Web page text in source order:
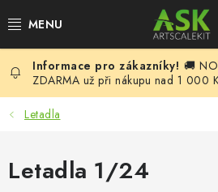
na
BLOG
SUMMER DAYS
🚚
ZDARMA už při nákupu nad 1 000
Letadla
Letadla 1/24